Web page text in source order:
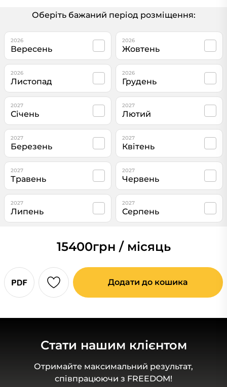
Оберіть бажаний період розміщення:
2026
Вересень
2026
Жовтень
2026
Листопад
2026
Грудень
2027
Січень
2027
Лютий
2027
Березень
2027
Квітень
2027
Травень
2027
Червень
2027
Липень
2027
Серпень
15400грн / місяць
Додати до кошика
Стати нашим клієнтом
Отримайте максимальний результат,
співпрацюючи з FREEDOM!